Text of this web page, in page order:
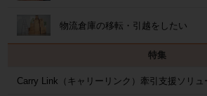
物流倉庫の移転・引越をしたい
特集
Carry Link（キャリーリンク）牽引支援ソリュ